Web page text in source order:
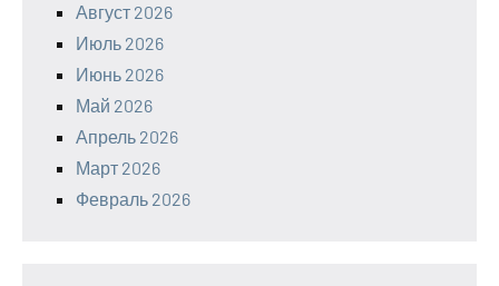
Август 2026
Июль 2026
Июнь 2026
Май 2026
Апрель 2026
Март 2026
Февраль 2026